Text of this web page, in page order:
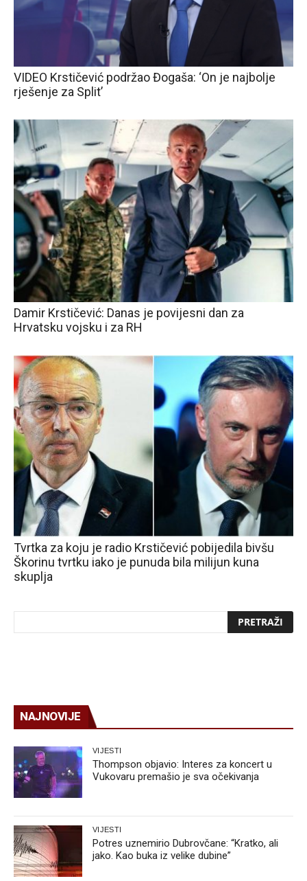
VIDEO Krstičević podržao Đogaša: ‘On je najbolje
rješenje za Split’
Damir Krstičević: Danas je povijesni dan za
Hrvatsku vojsku i za RH
Tvrtka za koju je radio Krstičević pobijedila bivšu
Škorinu tvrtku iako je punuda bila milijun kuna
skuplja
NAJNOVIJE
VIJESTI
Thompson objavio: Interes za koncert u
Vukovaru premašio je sva očekivanja
VIJESTI
Potres uznemirio Dubrovčane: “Kratko, ali
jako. Kao buka iz velike dubine”